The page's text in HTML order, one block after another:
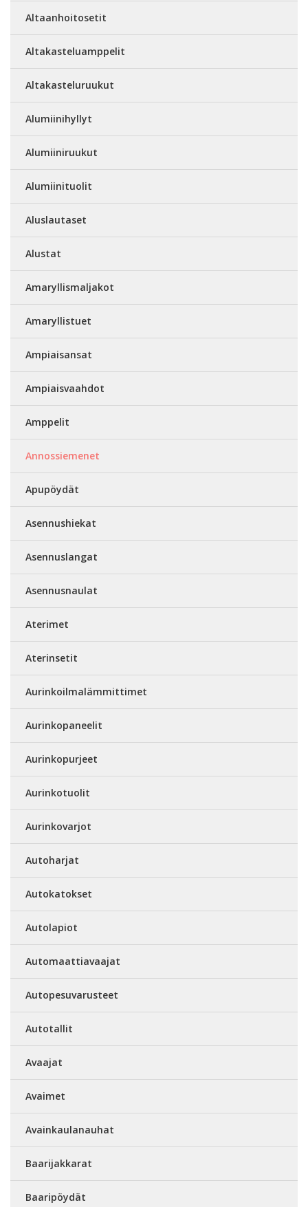
Altaanhoitosetit
Altakasteluamppelit
Altakasteluruukut
Alumiinihyllyt
Alumiiniruukut
Alumiinituolit
Aluslautaset
Alustat
Amaryllismaljakot
Amaryllistuet
Ampiaisansat
Ampiaisvaahdot
Amppelit
Annossiemenet
Apupöydät
Asennushiekat
Asennuslangat
Asennusnaulat
Aterimet
Aterinsetit
Aurinkoilmalämmittimet
Aurinkopaneelit
Aurinkopurjeet
Aurinkotuolit
Aurinkovarjot
Autoharjat
Autokatokset
Autolapiot
Automaattiavaajat
Autopesuvarusteet
Autotallit
Avaajat
Avaimet
Avainkaulanauhat
Baarijakkarat
Baaripöydät